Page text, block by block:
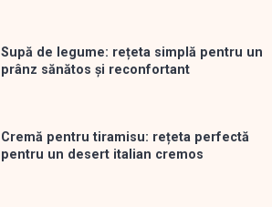
Supă de legume: rețeta simplă pentru un
prânz sănătos și reconfortant
Cremă pentru tiramisu: rețeta perfectă
pentru un desert italian cremos